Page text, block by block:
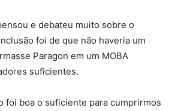
e debateu muito sobre o
foi de que não haveria um
Paragon em um MOBA
suficientes.
foi boa o suficiente para cumprirmos